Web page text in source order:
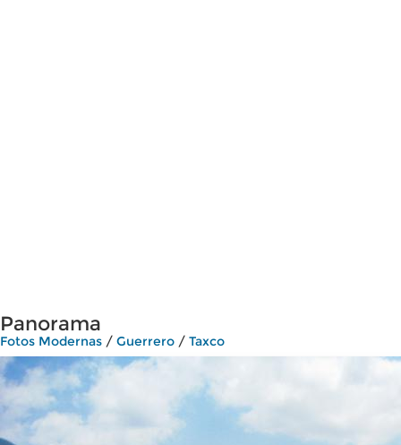
Panorama
Fotos Modernas / Guerrero / Taxco